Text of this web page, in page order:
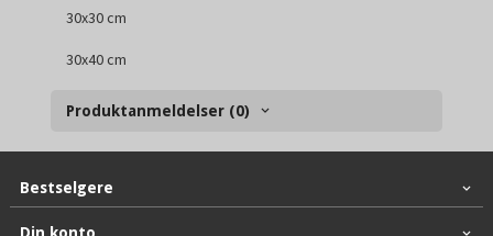
30x30 cm
30x40 cm
Produktanmeldelser (0)
Bestselgere